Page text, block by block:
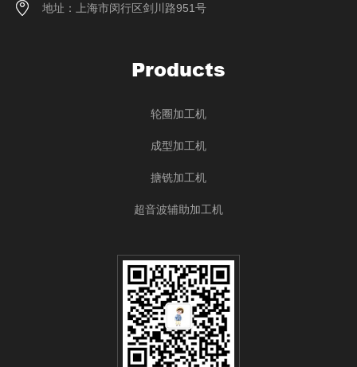
地址：上海市闵行区剑川路951号
Products
轮圈加工机
成型加工机
搪铣加工机
超音波辅助加工机